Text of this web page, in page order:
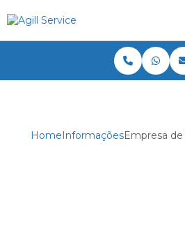
HomeInformaçõesEmpresa